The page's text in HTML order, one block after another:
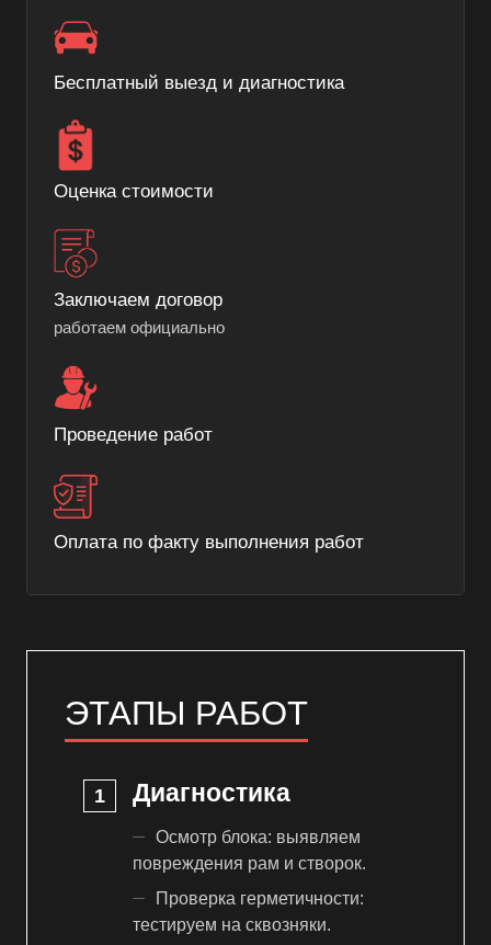
Бесплатный выезд и диагностика
Оценка стоимости
Заключаем договор
работаем официально
Проведение работ
Оплата по факту выполнения работ
ЭТАПЫ РАБОТ
Диагностика
Осмотр блока: выявляем
повреждения рам и створок.
Проверка герметичности:
тестируем на сквозняки.